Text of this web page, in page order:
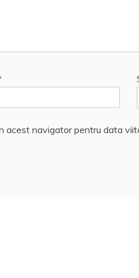
acest navigator pentru data